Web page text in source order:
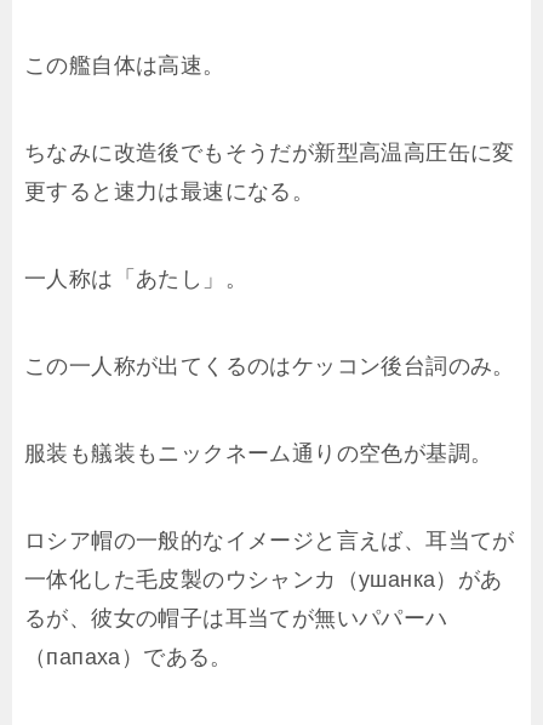
この艦自体は高速。
ちなみに改造後でもそうだが新型高温高圧缶に変
更すると速力は最速になる。
一人称は「あたし」。
この一人称が出てくるのはケッコン後台詞のみ。
服装も艤装もニックネーム通りの空色が基調。
ロシア帽の一般的なイメージと言えば、耳当てが
一体化した毛皮製のウシャンカ（ушанка）があ
るが、彼女の帽子は耳当てが無いパパーハ
（папаха）である。